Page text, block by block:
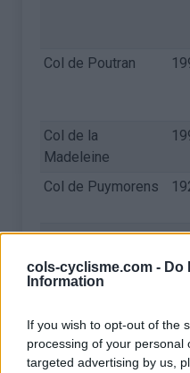
cols-cyclisme.com - Do
Information
If you wish to opt-out of the
processing of your personal
targeted advertising by us,
Col de Poutran
Col de la
Madeleine
Col de Puymorens
Mont Ventoux
Col de
Montgenevre
Station de l'Alpe
d'Huez